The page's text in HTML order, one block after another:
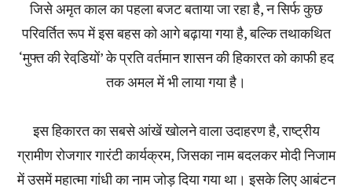
जिसे अमृत काल का पहला बजट बताया जा रहा है, न सिर्फ कुछ
परिवर्तित रूप में इस बहस को आगे बढ़ाया गया है, बल्कि तथाकथित
‘मुफ्त की रेवडि़यों’ के प्रति वर्तमान शासन की हिकारत को काफी हद
तक अमल में भी लाया गया है।
इस हिकारत का सबसे आंखें खोलने वाला उदाहरण है‚ राष्ट्रीय
ग्रामीण रोजगार गारंटी कार्यक्रम‚ जिसका नाम बदलकर मोदी निजाम
में उसमें महात्मा गांधी का नाम जोड़ दिया गया था। इसके लिए आबंटन